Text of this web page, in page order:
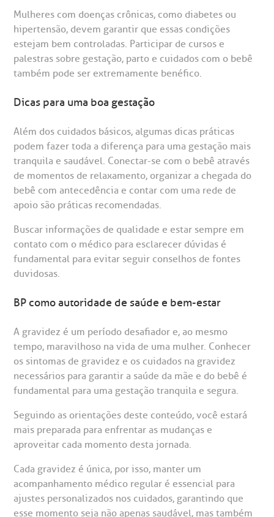
Mulheres com doenças crônicas, como diabetes ou
hipertensão, devem garantir que essas condições
estejam bem controladas. Participar de cursos e
palestras sobre gestação, parto e cuidados com o bebê
também pode ser extremamente benéfico.
Dicas para uma boa gestação
Além dos cuidados básicos, algumas dicas práticas
podem fazer toda a diferença para uma gestação mais
tranquila e saudável. Conectar-se com o bebê através
de momentos de relaxamento, organizar a chegada do
bebê com antecedência e contar com uma rede de
apoio são práticas recomendadas.
Buscar informações de qualidade e estar sempre em
contato com o médico para esclarecer dúvidas é
fundamental para evitar seguir conselhos de fontes
duvidosas.
BP como autoridade de saúde e bem-estar
A gravidez é um período desafiador e, ao mesmo
tempo, maravilhoso na vida de uma mulher. Conhecer
os sintomas de gravidez e os cuidados na gravidez
necessários para garantir a saúde da mãe e do bebê é
fundamental para uma gestação tranquila e segura.
Seguindo as orientações deste conteúdo, você estará
mais preparada para enfrentar as mudanças e
aproveitar cada momento desta jornada.
Cada gravidez é única, por isso, manter um
acompanhamento médico regular é essencial para
ajustes personalizados nos cuidados, garantindo que
esse momento seja não apenas saudável, mas também